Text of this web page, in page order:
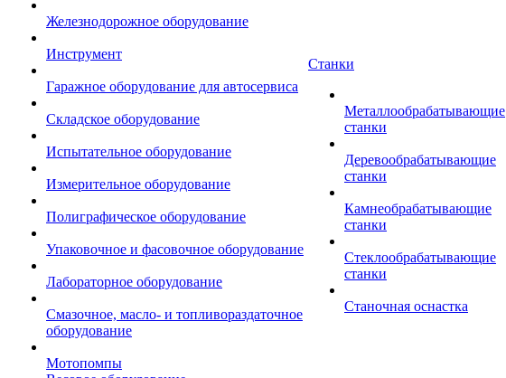
Железнодорожное оборудование
Инструмент
Гаражное оборудование для автосервиса
Складское оборудование
Испытательное оборудование
Измерительное оборудование
Полиграфическое оборудование
Упаковочное и фасовочное оборудование
Лабораторное оборудование
Смазочное, масло- и топливораздаточное
оборудование
Мотопомпы
Станки
Металлообрабатывающие
станки
Деревообрабатывающие
станки
Камнеобрабатывающие
станки
Стеклообрабатывающие
станки
Станочная оснастка